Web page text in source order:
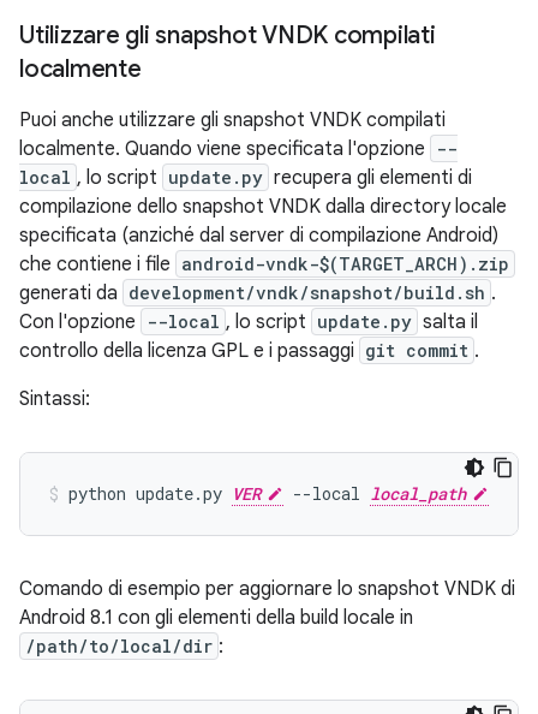
Utilizzare gli snapshot VNDK compilati
localmente
Puoi anche utilizzare gli snapshot VNDK compilati
localmente. Quando viene specificata l'opzione
--
local , lo script update.py recupera gli elementi di
compilazione dello snapshot VNDK dalla directory locale
specificata (anziché dal server di compilazione Android)
che contiene i file android-vndk-$(TARGET_ARCH).zip
generati da development/vndk/snapshot/build.sh .
Con l'opzione
--local , lo script update.py salta il
controllo della licenza GPL e i passaggi git commit .
Sintassi:
python update.py VER --local local_path
Comando di esempio per aggiornare lo snapshot VNDK di
Android 8.1 con gli elementi della build locale in
/path/to/local/dir :